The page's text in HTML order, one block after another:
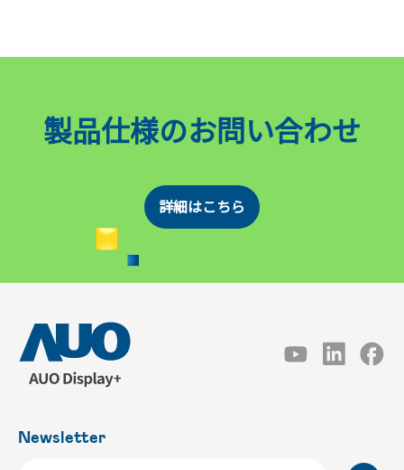
製品仕様のお問い合わせ
詳細はこちら
Newsletter